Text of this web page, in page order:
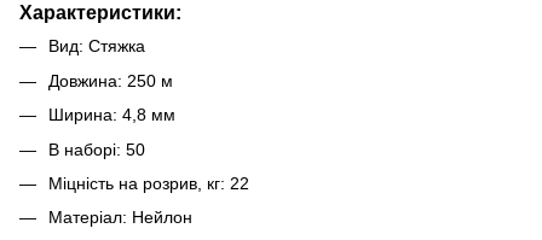
Характеристики:
Вид: Стяжка
Довжина: 250 м
Ширина: 4,8 мм
В наборі: 50
Міцність на розрив, кг: 22
Матеріал: Нейлон